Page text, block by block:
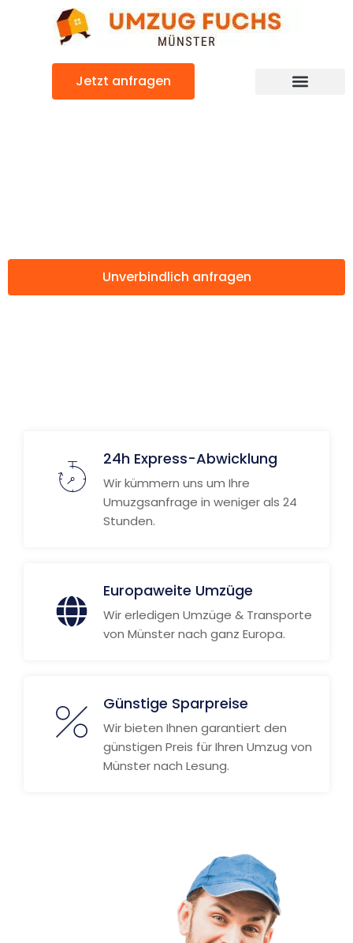
Jetzt anfragen
Unverbindlich anfragen
24h Express-Abwicklung
Wir kümmern uns um Ihre
Umuzgsanfrage in weniger als 24
Stunden.
Europaweite Umzüge
Wir erledigen Umzüge & Transporte
von Münster nach ganz Europa.
Günstige Sparpreise
Wir bieten Ihnen garantiert den
günstigen Preis für Ihren Umzug von
Münster nach Lesung.